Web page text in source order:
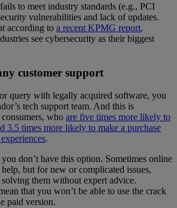
to meet industry standards (e.g., PCI
vulnerabilities and lack of updates.
according to a recent KPMG report,
see cybersecurity as their biggest
customer support
query with legally acquired software, you
tech support team. And this is
who are five times more likely to
3.5 times more likely to make a purchase
.
don’t have this option. Sometimes online
but for new or complicated issues,
solving them without expert advice.
that you won’t be able to use the crack
paid version.